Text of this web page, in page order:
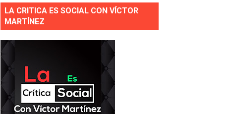
LA CRITICA ES SOCIAL CON VÍCTOR
MARTÍNEZ